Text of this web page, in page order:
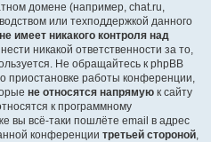
домене (например, chat.ru,
или техподдержкой данного
не имеет никакого контроля над
никакой ответственности за то,
Не обращайтесь к phpBB
приостановке работы конференции,
не относятся напрямую к сайту
к программному
вы всё-таки пошлёте email в адрес
конференции третьей стороной,